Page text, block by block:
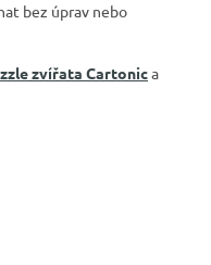
bez úprav nebo
zvířata Cartonica